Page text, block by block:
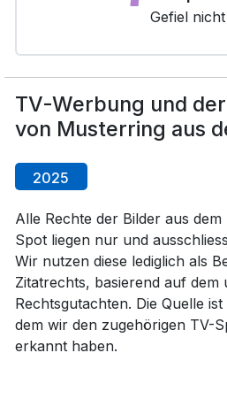
Gefiel nicht
TV-Werbung und
von Musterring aus
2025
Alle Rechte der Bilder aus
Spot liegen nur und
Wir nutzen diese lediglich als
Zitatrechts, basierend auf dem
Rechtsgutachten. Die Quelle
dem wir den zugehörigen TV-
erkannt haben.